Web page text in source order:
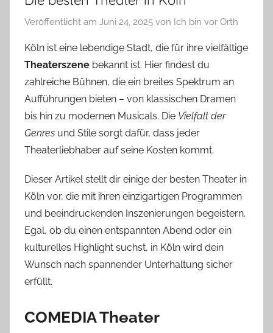
Veröffentlicht am Juni 24, 2025 von Ich bin vor Orth
Köln ist eine lebendige Stadt, die für ihre vielfältige
Theaterszene bekannt ist. Hier findest du
zahlreiche Bühnen, die ein breites Spektrum an
Aufführungen bieten – von klassischen Dramen
bis hin zu modernen Musicals. Die Vielfalt der
Genres und Stile sorgt dafür, dass jeder
Theaterliebhaber auf seine Kosten kommt.
Dieser Artikel stellt dir einige der besten Theater in
Köln vor, die mit ihren einzigartigen Programmen
und beeindruckenden Inszenierungen begeistern.
Egal, ob du einen entspannten Abend oder ein
kulturelles Highlight suchst, in Köln wird dein
Wunsch nach spannender Unterhaltung sicher
erfüllt.
COMEDIA Theater